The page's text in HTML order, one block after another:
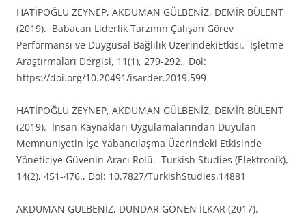
HATİPOĞLU ZEYNEP, AKDUMAN GÜLBENİZ, DEMİR BÜLENT
(2019). Babacan Liderlik Tarzının Çalışan Görev
Performansı ve Duygusal Bağlılık ÜzerindekiEtkisi. İşletme
Araştırmaları Dergisi, 11(1), 279-292., Doi:
https://doi.org/10.20491/isarder.2019.599
HATİPOĞLU ZEYNEP, AKDUMAN GÜLBENİZ, DEMİR BÜLENT
(2019). İnsan Kaynakları Uygulamalarından Duyulan
Memnuniyetin İşe Yabancılaşma Üzerindeki Etkisinde
Yöneticiye Güvenin Aracı Rolü. Turkish Studies (Elektronik),
14(2), 451-476., Doi: 10.7827/TurkishStudies.14881
AKDUMAN GÜLBENİZ, DÜNDAR GÖNEN İLKAR (2017).